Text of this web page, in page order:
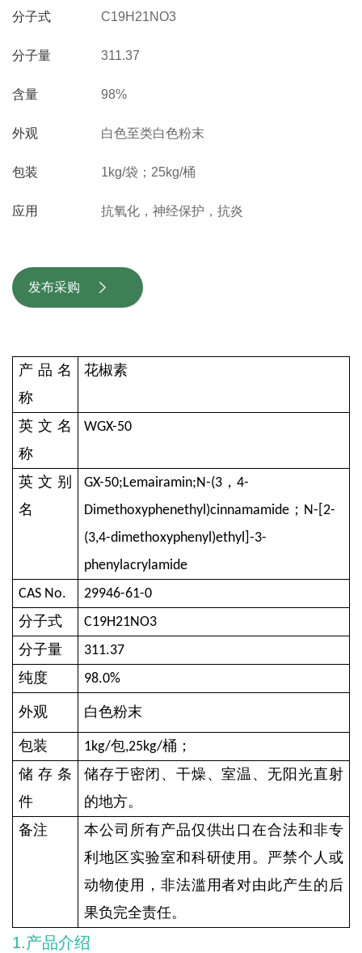
分子式
分子量
含量
外观
包装
应用
C19H21NO3
311.37
98%
白色至类白色粉末
1kg/袋；25kg/桶
抗氧化，神经保护，抗炎
发布采购 
产品名
称
花椒素
英文 名
称
WGX-50
英文别
名
GX-50;Lemairamin;N-(3 ， 4-
Dimethoxyphenethyl)cinnamamide ； N-[2-
(3,4-dimethoxyphenyl)ethyl]-3-
phenylacrylamide
CAS No.
29946-61-0
分子式 C19H21NO3
分子量 311.37
纯度 98.0%
外观 白色粉末
包装 1kg/包,25kg/桶 ；
储存条
件
储存于密闭、干燥、室温、无阳光直射
的地方。
备注
本公司所有产品仅供出口在合法和非专
利地区实验室和科研使用。严禁个人或
动物使用，非法滥用者对由此产生的后
果负完全责任。
1.产品介绍